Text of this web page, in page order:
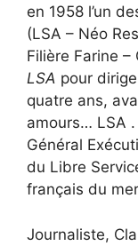
en 1958 l’un
(LSA – Néo
Filière Farine
LSA pour
quatre ans,
amours… LSA
Général
du Libre
français du
Journaliste,